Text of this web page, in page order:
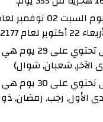
ميلادي.
الآخر, شعبان, شوال)
الأول, رجب, رمضان,